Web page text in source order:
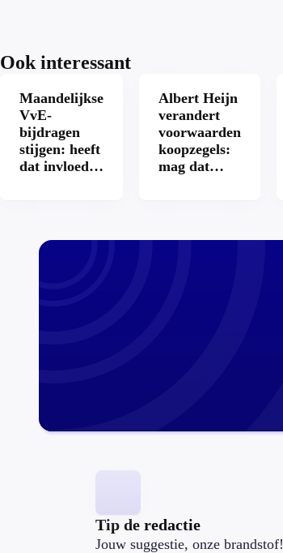
Ook interessant
Maandelijkse
VvE-
bijdragen
stijgen: heeft
dat invloed
Albert Heijn
verandert
voorwaarden
koopzegels:
mag dat
Tip de redactie
Jouw suggestie, onze brandstof!